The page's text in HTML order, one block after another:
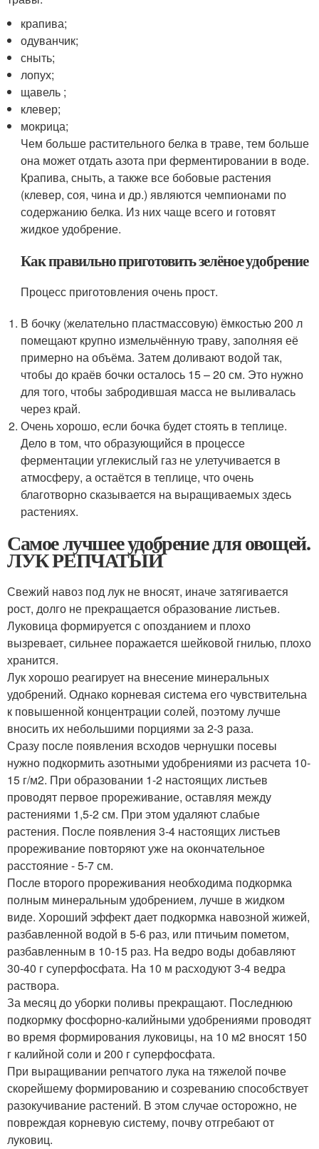
крапива;
одуванчик;
сныть;
лопух;
щавель ;
клевер;
мокрица;
Чем больше растительного белка в траве, тем больше
она может отдать азота при ферментировании в воде.
Крапива, сныть, а также все бобовые растения
(клевер, соя, чина и др.) являются чемпионами по
содержанию белка. Из них чаще всего и готовят
жидкое удобрение.
Как правильно приготовить зелёное удобрение
Процесс приготовления очень прост.
В бочку (желательно пластмассовую) ёмкостью 200 л
помещают крупно измельчённую траву, заполняя её
примерно на объёма. Затем доливают водой так,
чтобы до краёв бочки осталось 15 – 20 см. Это нужно
для того, чтобы забродившая масса не выливалась
через край.
Очень хорошо, если бочка будет стоять в теплице.
Дело в том, что образующийся в процессе
ферментации углекислый газ не улетучивается в
атмосферу, а остаётся в теплице, что очень
благотворно сказывается на выращиваемых здесь
растениях.
Самое лучшее удобрение для овощей.
ЛУК РЕПЧАТЫЙ
Свежий навоз под лук не вносят, иначе затягивается
рост, долго не прекращается образование листьев.
Луковица формируется с опозданием и плохо
вызревает, сильнее поражается шейковой гнилью, плохо
хранится.
Лук хорошо реагирует на внесение минеральных
удобрений. Однако корневая система его чувствительна
к повышенной концентрации солей, поэтому лучше
вносить их небольшими порциями за 2-3 раза.
Сразу после появления всходов чернушки посевы
нужно подкормить азотными удобрениями из расчета 10-
15 г/м2. При образовании 1-2 настоящих листьев
проводят первое прореживание, оставляя между
растениями 1,5-2 см. При этом удаляют слабые
растения. После появления 3-4 настоящих листьев
прореживание повторяют уже на окончательное
расстояние - 5-7 см.
После второго прореживания необходима подкормка
полным минеральным удобрением, лучше в жидком
виде. Хороший эффект дает подкормка навозной жижей,
разбавленной водой в 5-6 раз, или птичьим пометом,
разбавленным в 10-15 раз. На ведро воды добавляют
30-40 г суперфосфата. На 10 м расходуют 3-4 ведра
раствора.
За месяц до уборки поливы прекращают. Последнюю
подкормку фосфорно-калийными удобрениями проводят
во время формирования луковицы, на 10 м2 вносят 150
г калийной соли и 200 г суперфосфата.
При выращивании репчатого лука на тяжелой почве
скорейшему формированию и созреванию способствует
разокучивание растений. В этом случае осторожно, не
повреждая корневую систему, почву отгребают от
луковиц.